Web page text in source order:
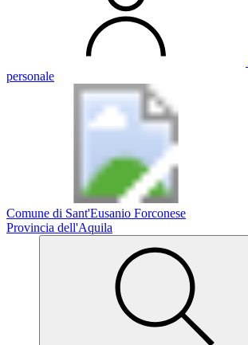
personale
Comune di Sant'Eusanio Forconese
Provincia dell'Aquila